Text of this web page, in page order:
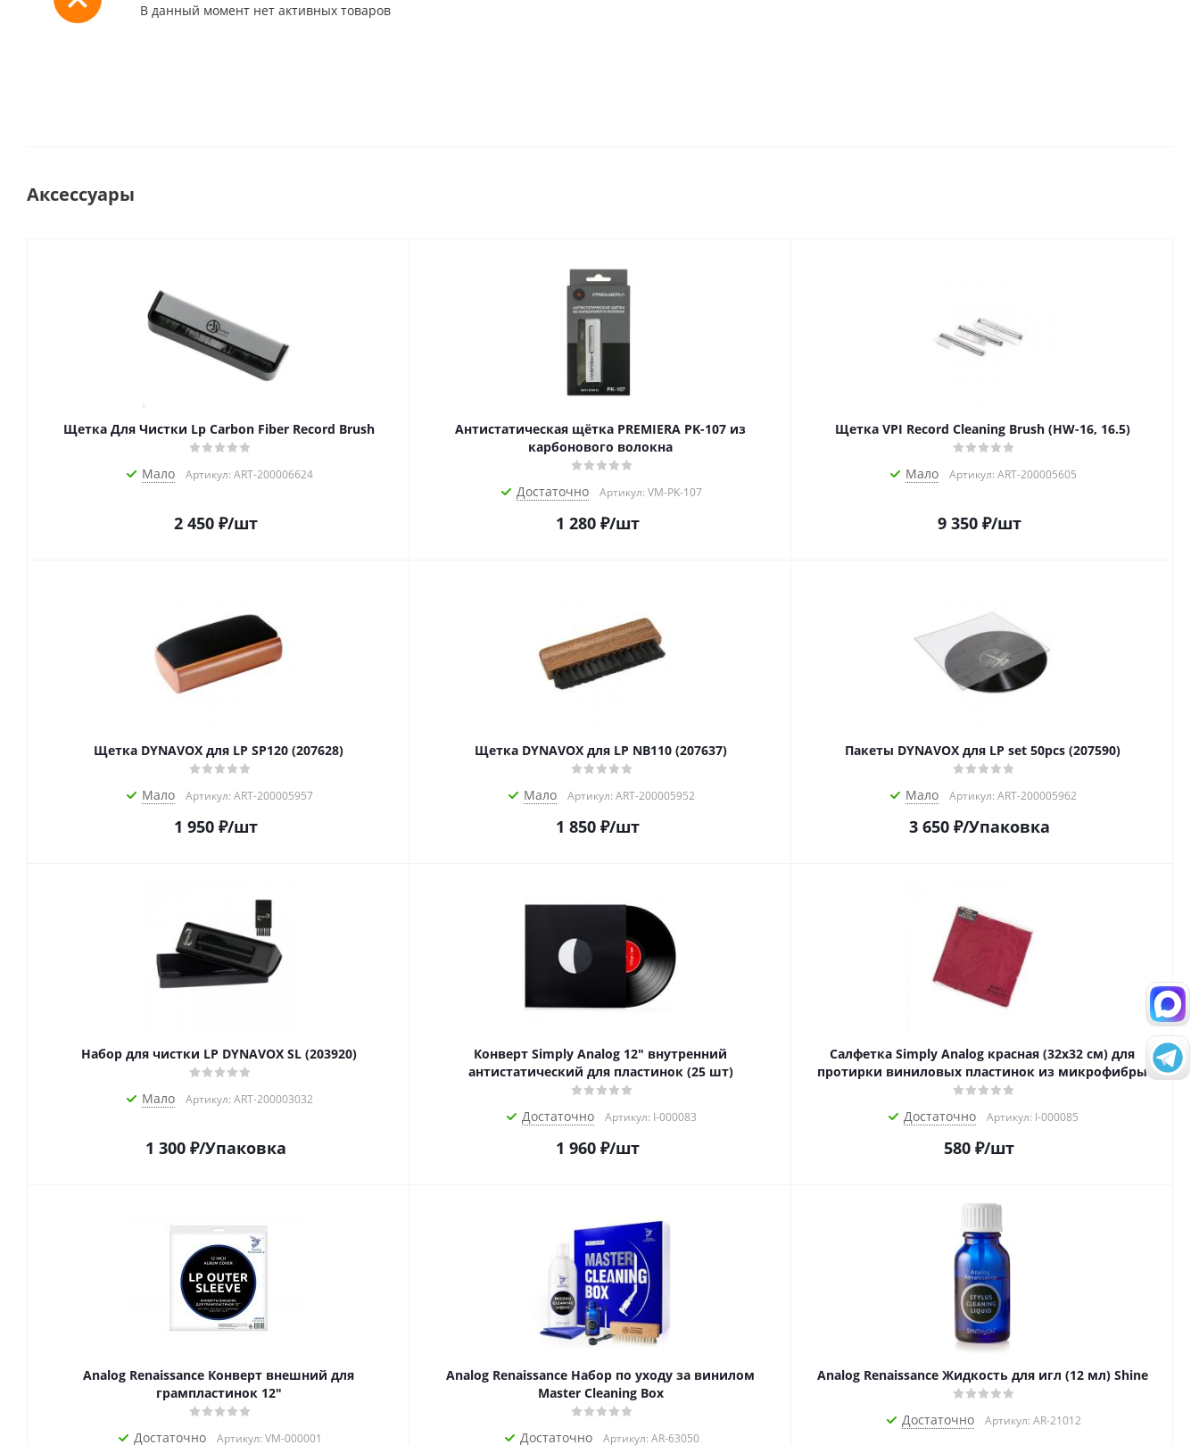
В данный момент нет активных товаров
Аксессуары
Щетка Для Чистки Lp Carbon Fiber Record Brush
Мало Артикул: ART-200006624
2 450₽/шт
Антистатическая щётка PREMIERA PK-107 из
карбонового волокна
Достаточно Артикул: VM-PK-107
1 280₽/шт
Щетка VPI Record Cleaning Brush (HW-16, 16.5)
Мало Артикул: ART-200005605
9 350₽/шт
Щетка DYNAVOX для LP SP120 (207628)
Мало Артикул: ART-200005957
1 950₽/шт
Щетка DYNAVOX для LP NB110 (207637)
Мало Артикул: ART-200005952
1 850₽/шт
Пакеты DYNAVOX для LP set 50pcs (207590)
Мало Артикул: ART-200005962
3 650₽/Упаковка
Набор для чистки LP DYNAVOX SL (203920)
Мало Артикул: ART-200003032
1 300₽/Упаковка
Конверт Simply Analog 12" внутренний
антистатический для пластинок (25 шт)
Достаточно Артикул: I-000083
1 960₽/шт
Салфетка Simply Analog красная (32х32 см) для
протирки виниловых пластинок из микрофибры
Достаточно Артикул: I-000085
580 ₽/шт
Analog Renaissance Конверт внешний для
грампластинок 12"
Достаточно Артикул: VM-000001
Analog Renaissance Набор по уходу за винилом
Master Cleaning Box
Достаточно Артикул: AR-63050
Analog Renaissance Жидкость для игл (12 мл) Shine
Достаточно Артикул: AR-21012